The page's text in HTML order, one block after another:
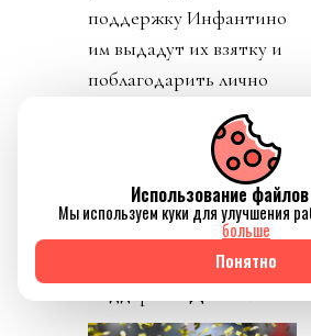
поддержку Инфантино
им выдадут их взятку и
поблагодарить лично
товарища Инфантино за
развитие конголезского
футбола. Английская и
Валлийская ассоциации
футбола закрепили
формально отзыв своей
Использование
Мы используем куки для улучшения
больше
Понятно